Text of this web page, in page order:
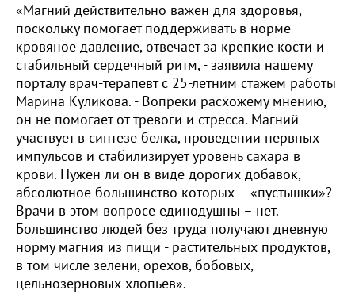
«Магний действительно важен для здоровья,
поскольку помогает поддерживать в норме
кровяное давление, отвечает за крепкие кости и
стабильный сердечный ритм, - заявила нашему
порталу врач-терапевт с 25-летним стажем работы
Марина Куликова. - Вопреки расхожему мнению,
он не помогает от тревоги и стресса. Магний
участвует в синтезе белка, проведении нервных
импульсов и стабилизирует уровень сахара в
крови. Нужен ли он в виде дорогих добавок,
абсолютное большинство которых – «пустышки»?
Врачи в этом вопросе единодушны – нет.
Большинство людей без труда получают дневную
норму магния из пищи - растительных продуктов,
в том числе зелени, орехов, бобовых,
цельнозерновых хлопьев».